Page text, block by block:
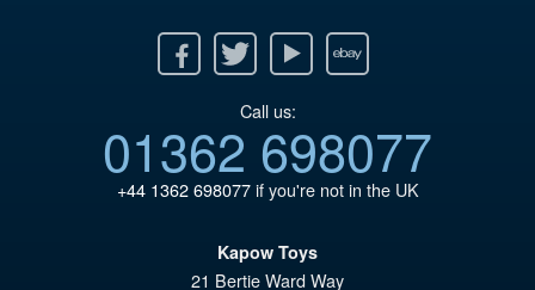
Twitter Youtube Ebay
Call us:
01362 698077
+44 1362 698077if you're not in the UK
Kapow Toys
21 Bertie Ward Way